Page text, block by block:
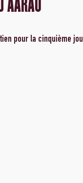
pour la cinquième